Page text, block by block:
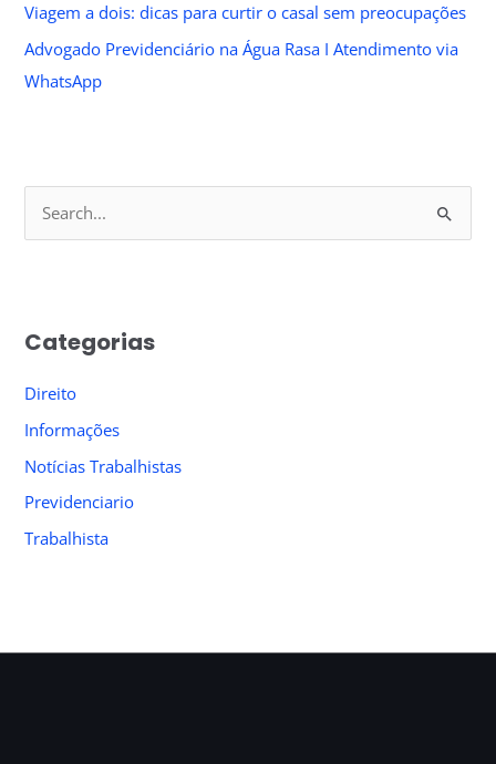
Viagem a dois: dicas para curtir o casal sem preocupações
Advogado Previdenciário na Água Rasa I Atendimento via
WhatsApp
c
o
r
:
Categorias
Direito
Informações
Notícias Trabalhistas
Previdenciario
Trabalhista